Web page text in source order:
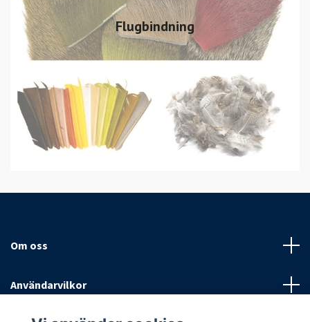
Flugbindning
Om oss
Användarvilkor